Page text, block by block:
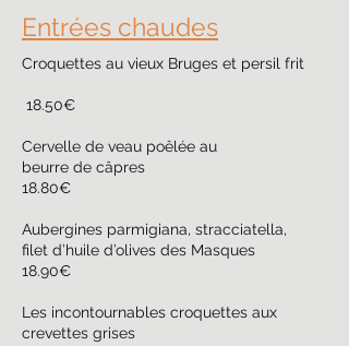
Entrées chaudes
Croquettes au vieux Bruges et persil frit
18.50€
Cervelle de veau poêlée au
beurre de câpres
18.80€
Aubergines parmigiana, stracciatella,
filet d’huile d’olives des Masques
18.90€
Les incontournables croquettes aux
crevettes grises